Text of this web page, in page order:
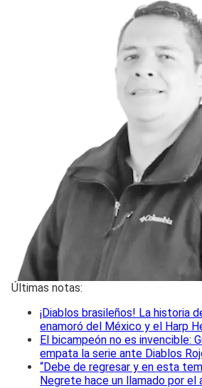
Últimas notas:
¡Diablos brasileños! La historia
enamoró del México y el Harp
El bicampeón no es invencible:
empata la serie ante Diablos
“Debe de regresar y en esta
Negrete hace un llamado por el